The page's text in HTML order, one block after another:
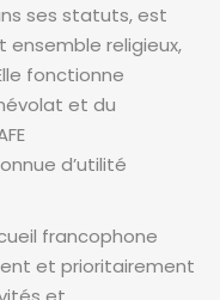
ses statuts, est
religieux,
fonctionne
et du
d’utilité
francophone
et prioritairement